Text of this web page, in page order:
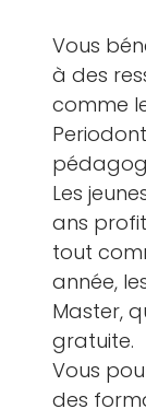
Vous
à des
comme
Les
ans
tout
année,
Master,
gratuite.
Vous
des